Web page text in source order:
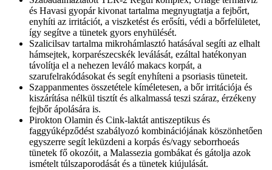
és Havasi gyopár kivonat tartalma megnyugtatja a fejbőrt,
enyhíti az irritációt, a viszketést és erősíti, védi a bőrfelületet,
így segítve a tünetek gyors enyhülését.
Szalicilsav tartalma mikrohámlasztó hatásával segíti az elhalt
hámsejtek, korparészecskék leválását, ezáltal hatékonyan
távolítja el a nehezen leváló makacs korpát, a
szarufelrakódásokat és segít enyhíteni a psoriasis tüneteit.
Szappanmentes összetétele kíméletesen, a bőr irritációja és
kiszárítása nélkül tisztít és alkalmassá teszi száraz, érzékeny
fejbőr ápolására is.
Pirokton Olamin és Cink-laktát antiszeptikus és
faggyúképződést szabályozó kombinációjának köszönhetően
egyszerre segít leküzdeni a korpás és/vagy seborrhoeás
tünetek fő okozóit, a Malassezia gombákat és gátolja azok
ismételt túlszaporodását és a tünetek kiújulását.